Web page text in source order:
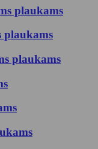
plaukams
plaukams
plaukams